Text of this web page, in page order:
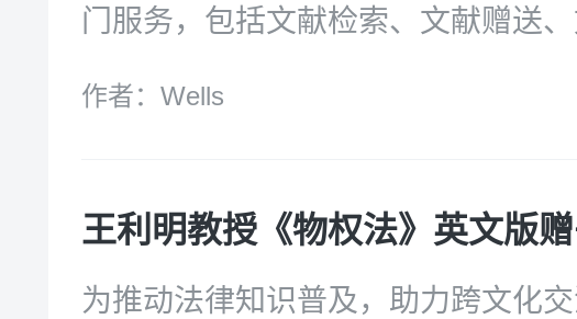
和研究人员超1.52亿！日访问量超
门服务，包括文献检索、文献赠送
作者：Wells
王利明教授《物权法》英文版
为推动法律知识普及，助力跨文化